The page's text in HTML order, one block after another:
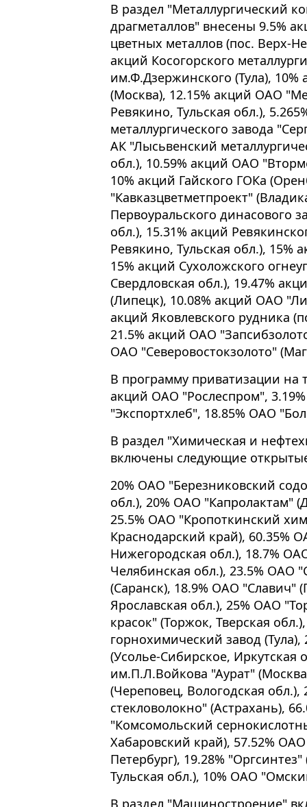
В раздел "Металлургический
драгметаллов" внесены 9.5%
цветных металлов (пос. Верх-
акций Косогорского
им.Ф.Дзержинского (Тула),
(Москва), 12.15% акций ОАО
Ревякино, Тульская обл.),
металлургического завода
АК "Лысьвенский
обл.), 10.59% акций ОАО
10% акций Гайского ГОКа
"Кавказцветметпроект"
Первоуральского динасового
обл.), 15.31% акций
Ревякино, Тульская обл.), 15%
15% акций Сухоложского
Свердловская обл.), 19.47%
(Липецк), 10.08% акций ОАО
акций Яковлевского рудника
21.5% акций ОАО
ОАО "Северовостокзолото"
В программу приватизации на
акций ОАО "Рослеспром",
"Экспортхлеб", 18.85% ОАО
В раздел "Химическая и
включены следующие
20% ОАО "Березниковский
обл.), 20% ОАО "Капролактам"
25.5% ОАО "Кропоткинский
Краснодарский край), 60.35%
Нижегородская обл.), 18.7%
Челябинская обл.), 23.5% ОАО
(Саранск), 18.9% ОАО "Славич"
Ярославская обл.), 25% ОАО
красок" (Торжок, Тверская
горнохимический завод
(Усолье-Сибирское,
им.П.Л.Войкова "Аурат"
(Череповец, Вологодская
стекловолокно" (Астрахань),
"Комсомольский
Хабаровский край), 57.52%
Петербург), 19.28%
Тульская обл.), 10% ОАО
В раздел "Машиностроение"